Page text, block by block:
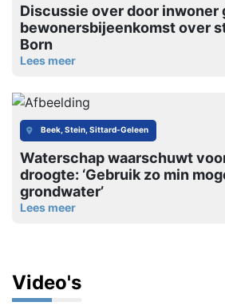
Discussie over door inwoner
bewonersbijeenkomst over
Born
Lees meer
Beek, Stein, Sittard-Geleen
Waterschap waarschuwt
droogte: ‘Gebruik zo min
grondwater’
Lees meer
Video's